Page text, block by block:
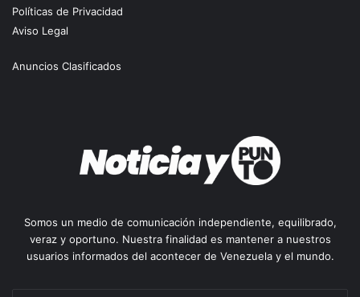
Políticas de Privacidad
Aviso Legal
Anuncios Clasificados
Somos un medio de comunicación independiente, equilibrado,
veraz y oportuno. Nuestra finalidad es mantener a nuestros
usuarios informados del acontecer de Venezuela y el mundo.